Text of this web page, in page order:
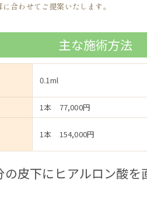
合わせてご提案いたします。
主な施術方法
0.1ml
1本 77,000円
1本 154,000円
皮下にヒアルロン酸を